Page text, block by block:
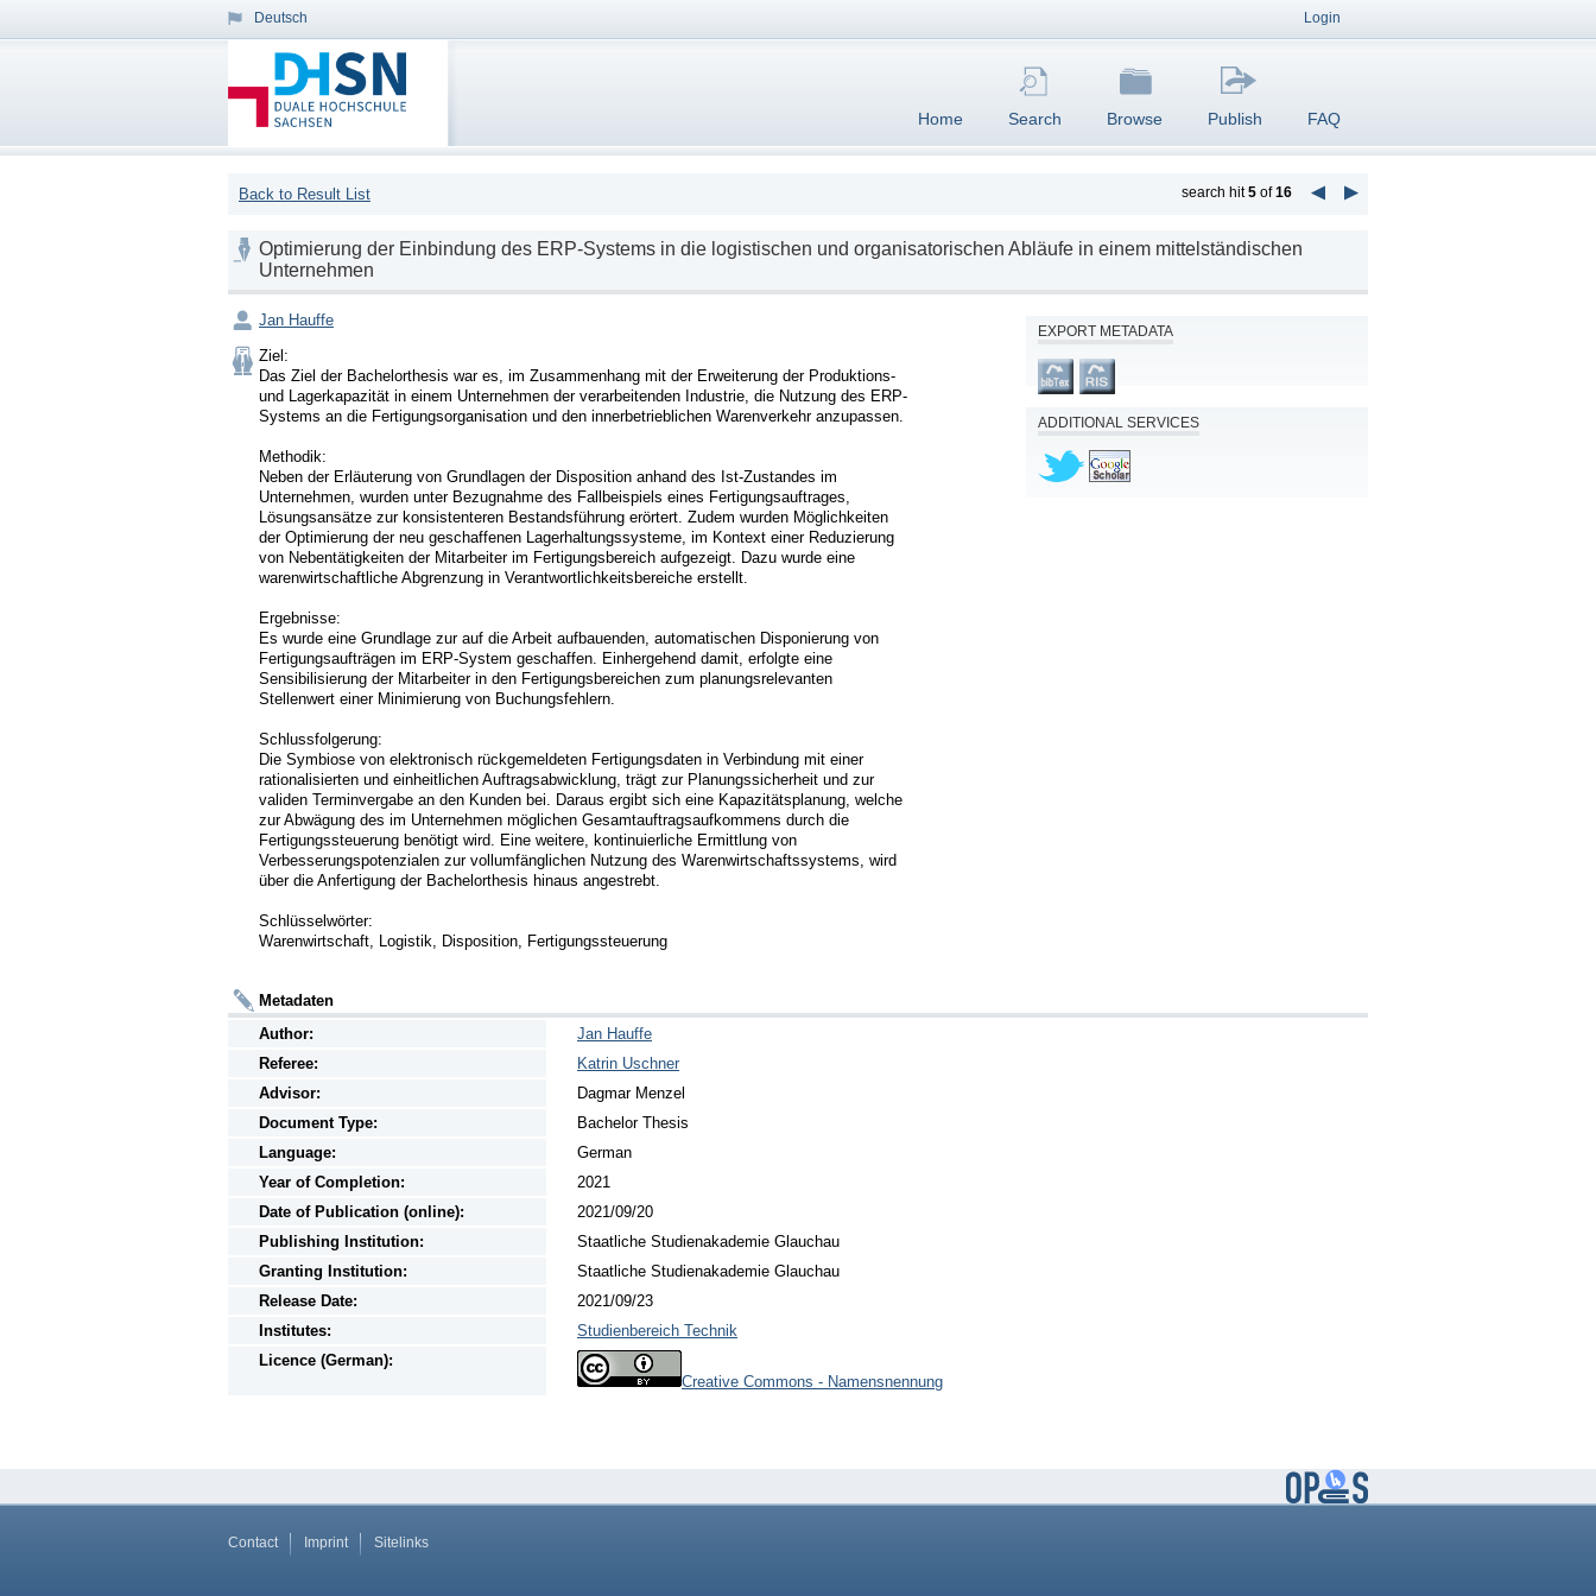
Deutsch Login
Home Search Browse Publish FAQ
search hit5of16
Back to Result List
Optimierung der Einbindung des ERP-Systems in die logistischen und organisatorischen Abläufe in einem mittelständischen
Unternehmen
Jan Hauffe
Ziel:
Das Ziel der Bachelorthesis war es, im Zusammenhang mit der Erweiterung der Produktions-
und Lagerkapazität in einem Unternehmen der verarbeitenden Industrie, die Nutzung des ERP-
Systems an die Fertigungsorganisation und den innerbetrieblichen Warenverkehr anzupassen.
Methodik:
Neben der Erläuterung von Grundlagen der Disposition anhand des Ist-Zustandes im
Unternehmen, wurden unter Bezugnahme des Fallbeispiels eines Fertigungsauftrages,
Lösungsansätze zur konsistenteren Bestandsführung erörtert. Zudem wurden Möglichkeiten
der Optimierung der neu geschaffenen Lagerhaltungssysteme, im Kontext einer Reduzierung
von Nebentätigkeiten der Mitarbeiter im Fertigungsbereich aufgezeigt. Dazu wurde eine
warenwirtschaftliche Abgrenzung in Verantwortlichkeitsbereiche erstellt.
Ergebnisse:
Es wurde eine Grundlage zur auf die Arbeit aufbauenden, automatischen Disponierung von
Fertigungsaufträgen im ERP-System geschaffen. Einhergehend damit, erfolgte eine
Sensibilisierung der Mitarbeiter in den Fertigungsbereichen zum planungsrelevanten
Stellenwert einer Minimierung von Buchungsfehlern.
Schlussfolgerung:
Die Symbiose von elektronisch rückgemeldeten Fertigungsdaten in Verbindung mit einer
rationalisierten und einheitlichen Auftragsabwicklung, trägt zur Planungssicherheit und zur
validen Terminvergabe an den Kunden bei. Daraus ergibt sich eine Kapazitätsplanung, welche
zur Abwägung des im Unternehmen möglichen Gesamtauftragsaufkommens durch die
Fertigungssteuerung benötigt wird. Eine weitere, kontinuierliche Ermittlung von
Verbesserungspotenzialen zur vollumfänglichen Nutzung des Warenwirtschaftssystems, wird
über die Anfertigung der Bachelorthesis hinaus angestrebt.
Schlüsselwörter:
EXPORT METADATA
ADDITIONAL SERVICES
Metadaten
Author:
Jan Hauffe
Referee:
Katrin Uschner
Advisor:
Dagmar Menzel
Document Type:
Bachelor Thesis
Language:
German
Year of Completion:
2021
Date of Publication (online):
2021/09/20
Publishing Institution:
Staatliche Studienakademie Glauchau
Granting Institution:
Staatliche Studienakademie Glauchau
Release Date:
2021/09/23
Institutes:
Studienbereich Technik
Licence (German):
Creative Commons - Namensnennung
Contact Imprint Sitelinks